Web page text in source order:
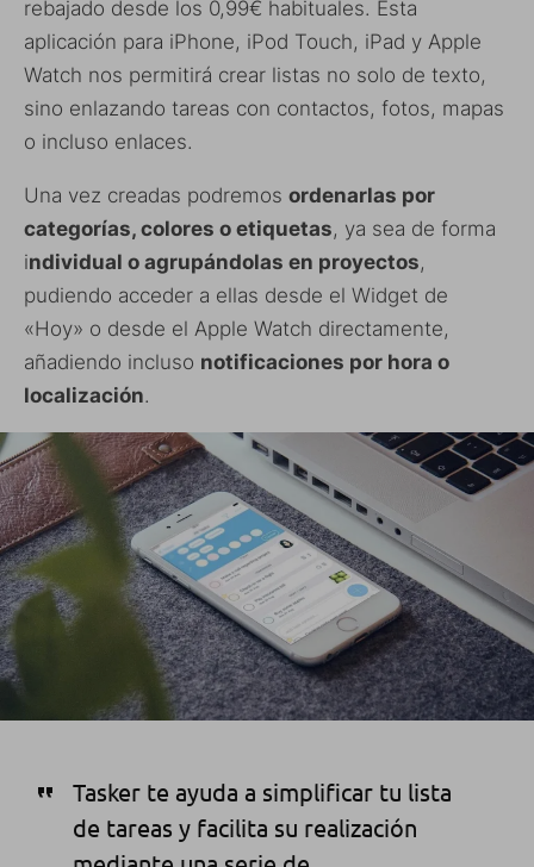
rebajado desde los 0,99€ habituales. Esta
aplicación para iPhone, iPod Touch, iPad y Apple
Watch nos permitirá crear listas no solo de texto,
sino enlazando tareas con contactos, fotos, mapas
o incluso enlaces.
Una vez creadas podremos ordenarlas por
categorías, colores o etiquetas, ya sea de forma
individual o agrupándolas en proyectos,
pudiendo acceder a ellas desde el Widget de
«Hoy» o desde el Apple Watch directamente,
añadiendo incluso notificaciones por hora o
localización.
Tasker te ayuda a simplificar tu lista
de tareas y facilita su realización